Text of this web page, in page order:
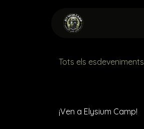
Tots els esdeveniments
¡Ven a Elysium Camp!